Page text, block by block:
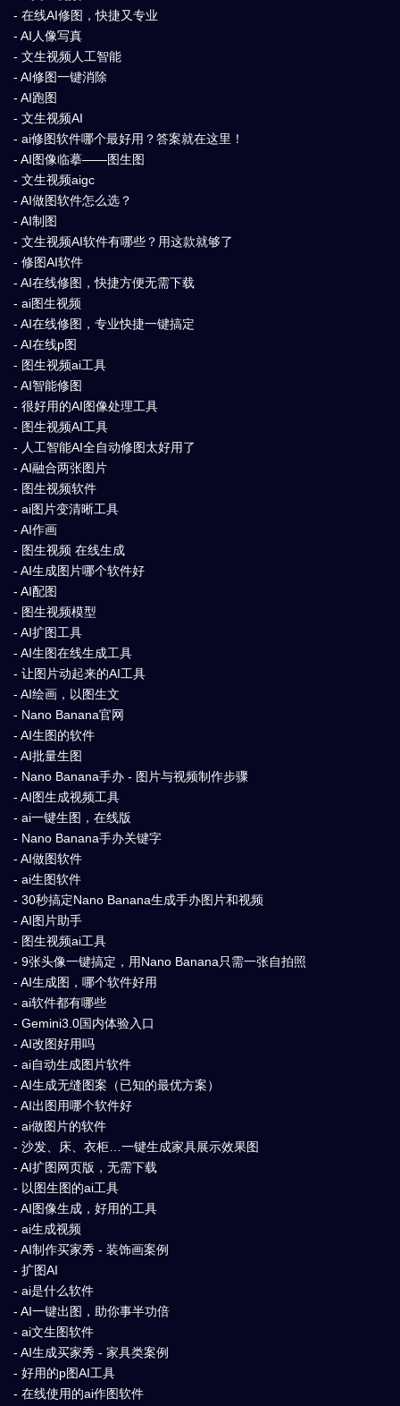
- 在线AI修图，快捷又专业
- AI人像写真
- 文生视频人工智能
- AI修图一键消除
- AI跑图
- 文生视频AI
- ai修图软件哪个最好用？答案就在这里！
- AI图像临摹——图生图
- 文生视频aigc
- AI做图软件怎么选？
- AI制图
- 文生视频AI软件有哪些？用这款就够了
- 修图AI软件
- AI在线修图，快捷方便无需下载
- ai图生视频
- AI在线修图，专业快捷一键搞定
- AI在线p图
- 图生视频ai工具
- AI智能修图
- 很好用的AI图像处理工具
- 图生视频AI工具
- 人工智能AI全自动修图太好用了
- AI融合两张图片
- 图生视频软件
- ai图片变清晰工具
- AI作画
- 图生视频 在线生成
- AI生成图片哪个软件好
- AI配图
- 图生视频模型
- AI扩图工具
- AI生图在线生成工具
- 让图片动起来的AI工具
- AI绘画，以图生文
- Nano Banana官网
- AI生图的软件
- AI批量生图
- Nano Banana手办 - 图片与视频制作步骤
- AI图生成视频工具
- ai一键生图，在线版
- Nano Banana手办关键字
- AI做图软件
- ai生图软件
- 30秒搞定Nano Banana生成手办图片和视频
- AI图片助手
- 图生视频ai工具
- 9张头像一键搞定，用Nano Banana只需一张自拍照
- AI生成图，哪个软件好用
- ai软件都有哪些
- Gemini3.0国内体验入口
- AI改图好用吗
- ai自动生成图片软件
- AI生成无缝图案（已知的最优方案）
- AI出图用哪个软件好
- ai做图片的软件
- 沙发、床、衣柜…一键生成家具展示效果图
- AI扩图网页版，无需下载
- 以图生图的ai工具
- AI图像生成，好用的工具
- ai生成视频
- AI制作买家秀 - 装饰画案例
- 扩图AI
- ai是什么软件
- AI一键出图，助你事半功倍
- ai文生图软件
- AI生成买家秀 - 家具类案例
- 好用的p图AI工具
- 在线使用的ai作图软件